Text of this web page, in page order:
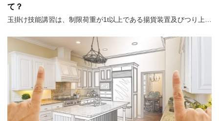
て？
玉掛け技能講習は、制限荷重が1t以上である揚貨装置及びつり上…